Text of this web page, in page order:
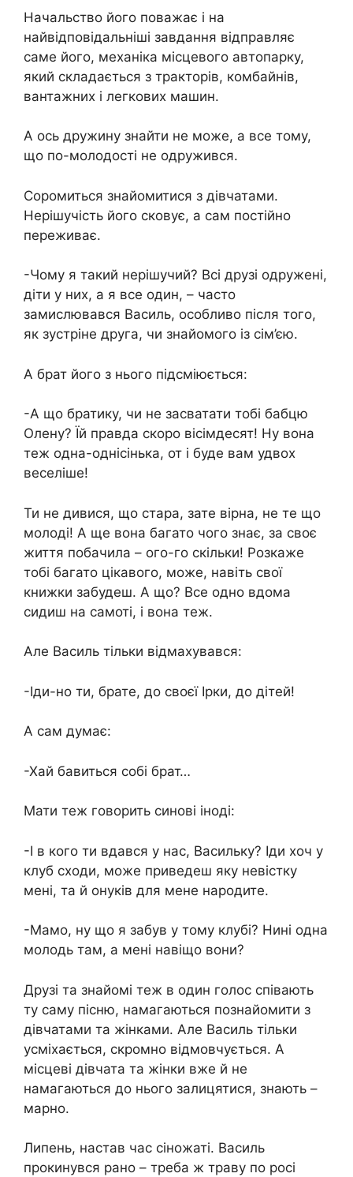
Начальство його поважає і на
найвідповідальніші завдання відправляє
саме його, механіка місцевого автопарку,
який складається з тракторів, комбайнів,
вантажних і легкових машин.
А ось дружину знайти не може, а все тому,
що по-молодості не одружився.
Соромиться знайомитися з дівчатами.
Нерішучість його сковує, а сам постійно
переживає.
-Чому я такий нерішучий? Всі друзі одружені,
діти у них, а я все один, – часто
замислювався Василь, особливо після того,
як зустріне друга, чи знайомого із сім’єю.
А брат його з нього підсміюється:
-А що братику, чи не засватати тобі бабцю
Олену? Їй правда скоро вісімдесят! Ну вона
теж одна-однісінька, от і буде вам удвох
веселіше!
Ти не дивися, що стара, зате вірна, не те що
молоді! А ще вона багато чого знає, за своє
життя побачила – ого-го скільки! Розкаже
тобі багато цікавого, може, навіть свої
книжки забудеш. А що? Все одно вдома
сидиш на самоті, і вона теж.
Але Василь тільки відмахувався:
-Іди-но ти, брате, до своєї Ірки, до дітей!
А сам думає:
-Хай бавиться собі брат…
Мати теж говорить синові іноді:
-І в кого ти вдався у нас, Васильку? Іди хоч у
клуб сходи, може приведеш яку невістку
мені, та й онуків для мене народите.
-Мамо, ну що я забув у тому клубі? Нині одна
молодь там, а мені навіщо вони?
Друзі та знайомі теж в один голос співають
ту саму пісню, намагаються познайомити з
дівчатами та жінками. Але Василь тільки
усміхається, скромно відмовчується. А
місцеві дівчата та жінки вже й не
намагаються до нього залицятися, знають –
марно.
Липень, настав час сіножаті. Василь
прокинувся рано – треба ж траву по росі